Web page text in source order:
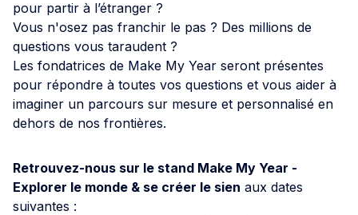
pour partir à l’étranger ?
Vous n'osez pas franchir le pas ? Des millions de
questions vous taraudent ?
Les fondatrices de Make My Year seront présentes
pour répondre à toutes vos questions et vous aider à
imaginer un parcours sur mesure et personnalisé en
dehors de nos frontières.
Retrouvez-nous sur le stand Make My Year -
Explorer le monde & se créer le sien aux dates
suivantes :